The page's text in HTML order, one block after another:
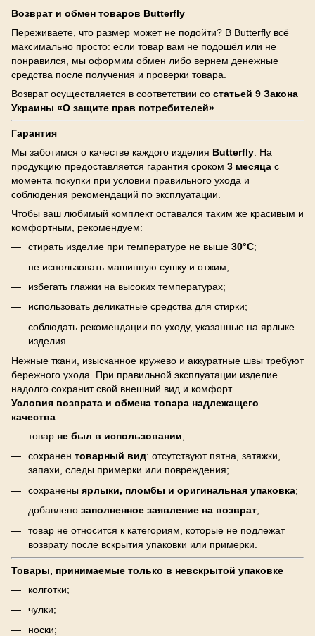
Возврат и обмен товаров Butterfly
Переживаете, что размер может не подойти? В Butterfly всё
максимально просто: если товар вам не подошёл или не
понравился, мы оформим обмен либо вернем денежные
средства после получения и проверки товара.
Возврат осуществляется в соответствии со статьей 9 Закона
Украины «О защите прав потребителей»
Гарантия
Мы заботимся о качестве каждого изделия Butterfly . На
продукцию предоставляется гарантия сроком 3 месяца с
момента покупки при условии правильного ухода и
соблюдения рекомендаций по эксплуатации.
Чтобы ваш любимый комплект оставался таким же красивым и
комфортным, рекомендуем:
стирать изделие при температуре не выше 30°C;
не использовать машинную сушку и отжим;
избегать глажки на высоких температурах;
использовать деликатные средства для стирки;
соблюдать рекомендации по уходу, указанные на ярлыке
изделия.
Нежные ткани, изысканное кружево и аккуратные швы требуют
бережного ухода. При правильной эксплуатации изделие
надолго сохранит свой внешний вид и комфорт.
Условия возврата и обмена товара надлежащего
качества
товар не был в использовании;
сохранен товарный вид: отсутствуют пятна, затяжки,
запахи, следы примерки или повреждения;
сохранены ярлыки, пломбы и оригинальная упаковка;
добавлено заполненное заявление на возврат;
товар не относится к категориям, которые не подлежат
возврату после вскрытия упаковки или примерки.
Товары, принимаемые только в невскрытой упаковке
колготки;
чулки;
носки;